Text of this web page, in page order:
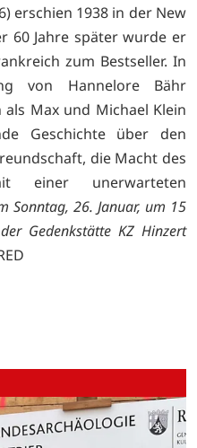
erschien 1938 in der New
60 Jahre später wurde er
zum Bestseller. In
von Hannelore Bähr
Max und Michael Klein
Geschichte über den
die Macht des
einer unerwarteten
Sonntag, 26. Januar, um 15
Gedenkstätte KZ Hinzert